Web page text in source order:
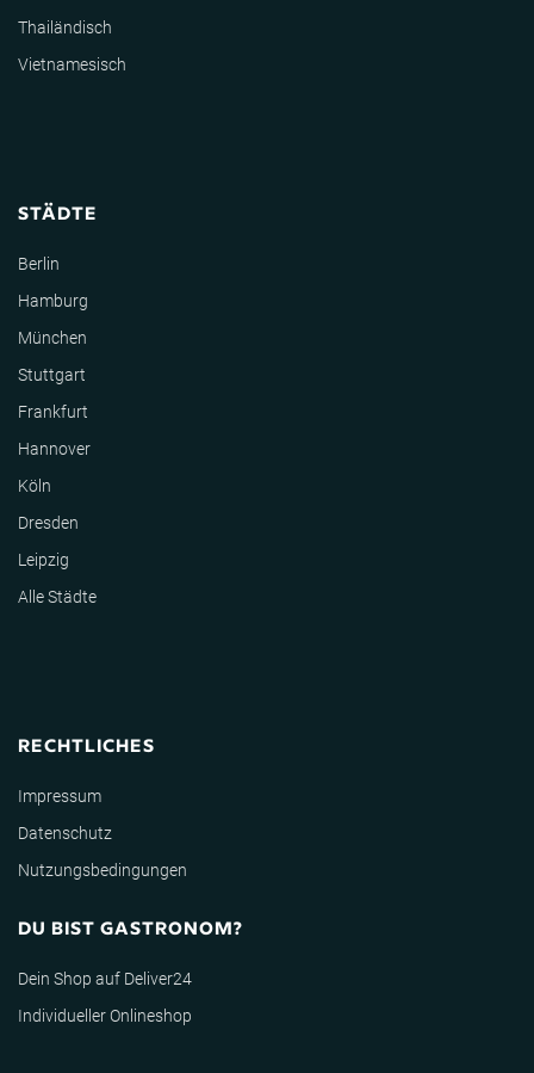
Thailändisch
Vietnamesisch
STÄDTE
Berlin
Hamburg
München
Stuttgart
Frankfurt
Hannover
Köln
Dresden
Leipzig
Alle Städte
RECHTLICHES
Impressum
Datenschutz
Nutzungsbedingungen
DU BIST GASTRONOM?
Dein Shop auf Deliver24
Individueller Onlineshop